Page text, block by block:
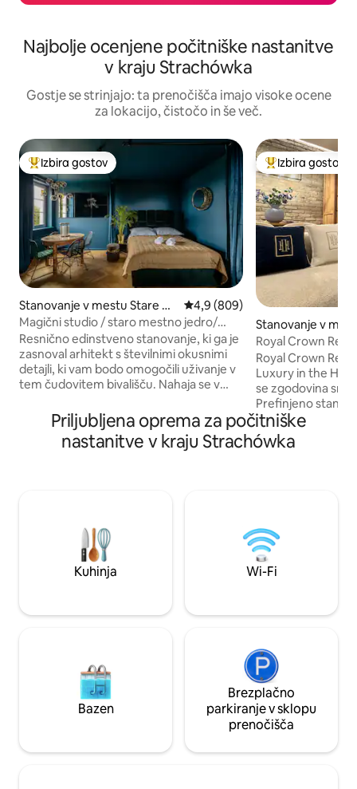
Najbolje ocenjene počitniške nastanitve
v kraju Strachówka
Gostje se strinjajo: ta prenočišča imajo visoke ocene
za lokacijo, čistočo in še več.
Najbolj priljubljena prenočišča z značko »Izbira gostov«
Izbira gostov
Stanovanje v mestu Stare Mi
asto
Povprečna ocena: 4,9 od 5, št.
4,9 (809)
Magični studio / staro mestno jedro/
pogled na reko
Resnično edinstveno stanovanje, ki ga je
zasnoval arhitekt s številnimi okusnimi
detajli, ki vam bodo omogočili uživanje v
tem čudovitem bivališču. Nahaja se v
znameniti »Proffesor 's House« s
pogledom na reko Vislo. Bivališče je zelo
udobno in tiho. Stavba je stara kašča z 2
Najbolj
Izbira gostov
Stanovanje v
iasto
Royal Crown
Razkošje v
Royal Crown
Luxury in the
se zgodovina
Prefinjeno
dediščine, ki
brezčasen šarm
mestnega jedra
iz mirnega in
popotnike, ki
prenočišče.
Priljubljena oprema za počitniške
nastanitve v kraju Strachówka
Kuhinja Wi-Fi
Bazen
Brezplačno
parkiranje v sklopu
prenočišča